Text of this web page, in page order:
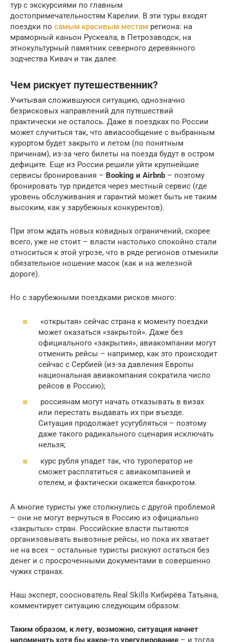
тур с экскурсиями по главным
достопримечательностям Карелии. В эти туры входят
поездки по самым красивым местам региона: на
мраморный каньон Рускеала, в Петрозаводск, на
этнокультурный памятник северного деревянного
зодчества Кивач и так далее.
Чем рискует путешественник?
Учитывая сложившуюся ситуацию, однозначно
безрисковых направлений для путешествий
практически не осталось. Даже в поездках по России
может случиться так, что авиасообщение с выбранным
курортом будет закрыто и летом (по понятным
причинам), из-за чего билеты на поезда будут в остром
дефиците. Еще из России решили уйти крупнейшие
сервисы бронирования – Booking и Airbnb – поэтому
бронировать тур придется через местный сервис (где
уровень обслуживания и гарантий может быть не таким
высоким, как у зарубежных конкурентов).
При этом ждать новых ковидных ограничений, скорее
всего, уже не стоит – власти настолько спокойно стали
относиться к этой угрозе, что в ряде регионов отменили
обязательное ношение масок (как и на железной
дороге).
Но с зарубежными поездками рисков много:
«открытая» сейчас страна к моменту поездки
может оказаться «закрытой». Даже без
официального «закрытия», авиакомпании могут
отменить рейсы – например, как это происходит
сейчас с Сербией (из-за давления Европы
национальная авиакомпания сократила число
рейсов в Россию);
россиянам могут начать отказывать в визах
или перестать выдавать их при въезде.
Ситуация продолжает усугубляться – поэтому
даже такого радикального сценария исключать
нельзя;
курс рубля упадет так, что туроператор не
сможет расплатиться с авиакомпанией и
отелем, и фактически окажется банкротом.
А многие туристы уже столкнулись с другой проблемой
– они не могут вернуться в Россию из официально
«закрытых» стран. Российские власти пытаются
организовывать вывозные рейсы, но пока их хватает
не на всех – остальные туристы рискуют остаться без
денег и с просроченными документами в совершенно
чужих странах.
Наш эксперт, сооснователь Real Skills Кибирёва Татьяна,
комментирует ситуацию следующим образом:
Таким образом, к лету, возможно, ситуация начнет
напоминать хотя бы какое-то урегулирование – и тогда